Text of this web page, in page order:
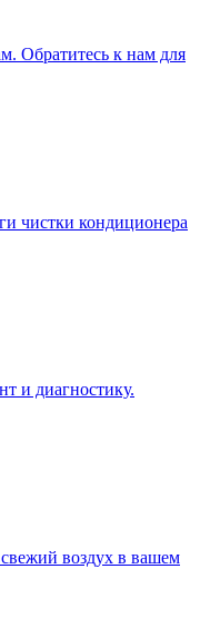
Обратитесь к нам для
чистки кондиционера
и диагностику.
воздух в вашем